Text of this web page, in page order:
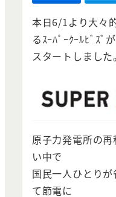
本日6/1より大々
るｽｰﾊﾟｰｸｰﾙﾋﾞｽﾞが
スタートしました。
原子力発電所の
い中で
国民一人ひとり
て節電に